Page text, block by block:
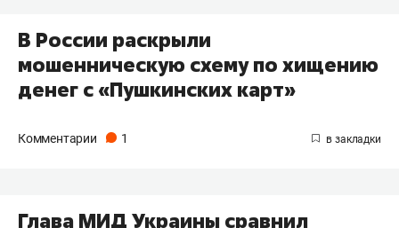
В России раскрыли
мошенническую схему по хищению
денег с «Пушкинских карт»
Комментарии 1
Глава МИД Украины сравнил